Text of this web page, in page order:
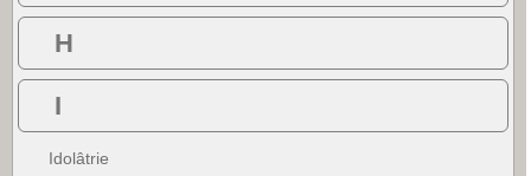
H
I
Idolâtrie